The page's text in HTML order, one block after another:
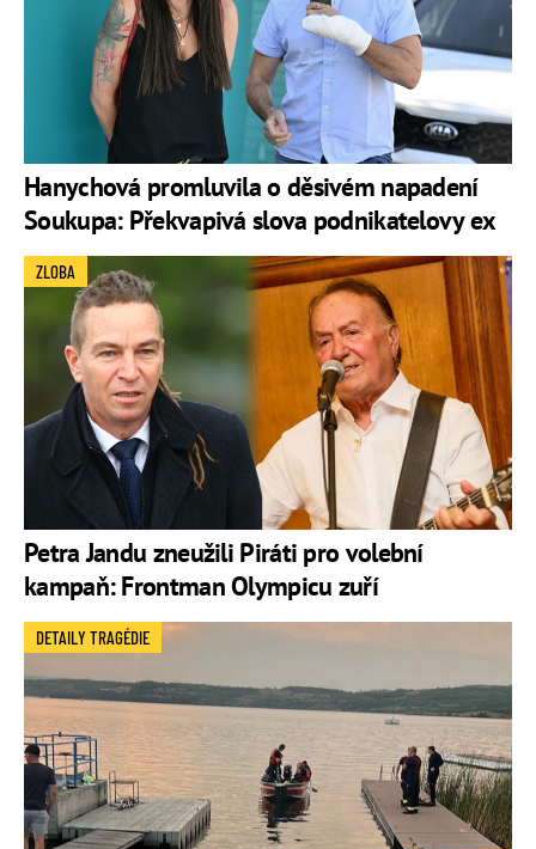
Hanychová promluvila o děsivém napadení
Soukupa: Překvapivá slova podnikatelovy ex
Petra Jandu zneužili Piráti pro volební
kampaň: Frontman Olympicu zuří
ZLOBA
DETAILY TRAGÉDIE